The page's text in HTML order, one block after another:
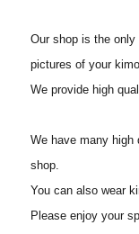
Our shop is the only
pictures of your
We provide high
We have many high
shop.
You can also wear
Please enjoy your